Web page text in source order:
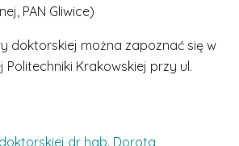
PAN Gliwice)
doktorskiej można zapoznać się w
Politechniki Krakowskiej przy ul.
dr hab. Dorota